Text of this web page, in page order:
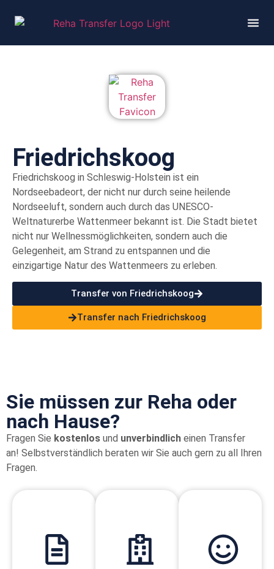
Friedrichskoog
Friedrichskoog in Schleswig-Holstein ist ein
Nordseebadeort, der nicht nur durch seine heilende
Nordseeluft, sondern auch durch das UNESCO-
Weltnaturerbe Wattenmeer bekannt ist. Die Stadt bietet
nicht nur Wellnessmöglichkeiten, sondern auch die
Gelegenheit, am Strand zu entspannen und die
einzigartige Natur des Wattenmeers zu erleben.
Transfer von Friedrichskoog
Transfer nach Friedrichskoog
Sie müssen zur Reha oder
nach Hause?
Fragen Sie kostenlos und unverbindlich einen Transfer
an! Selbstverständlich beraten wir Sie auch gern zu all Ihren
Fragen.